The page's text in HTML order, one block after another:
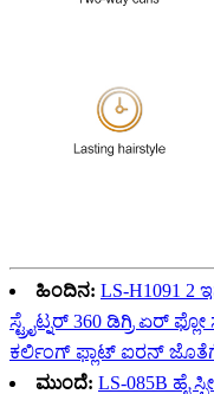
ಹಿಂದಿನ: LS-H1091
ಸ್ಟ್ರೈಟ್ನರ್ 360 ಡಿಗ್ರಿ ಏರ್
ಕರ್ಲಿಂಗ್ ಫ್ಲಾಟ್ ಐರನ್
ಮುಂದೆ: LS-085B ಹೈ